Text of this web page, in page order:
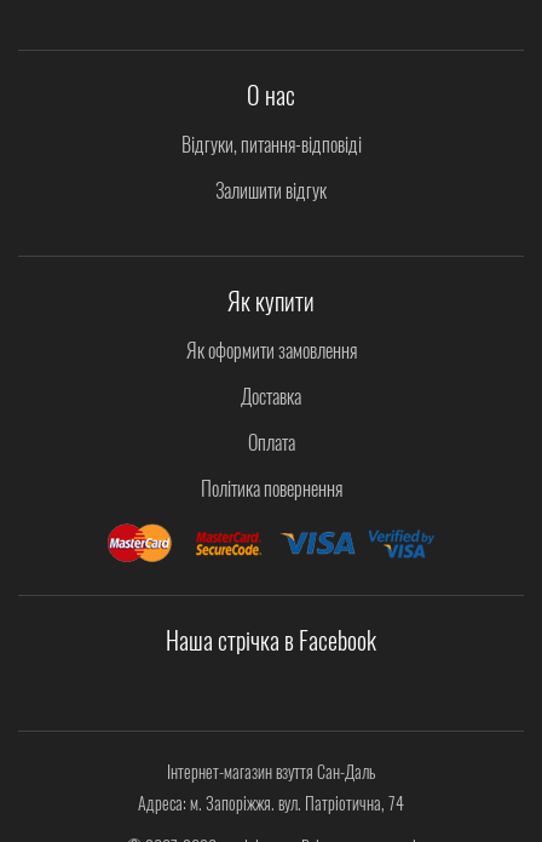
О нас
Відгуки, питання-відповіді
Залишити відгук
Як купити
Як оформити замовлення
Доставка
Оплата
Політика повернення
Наша стрічка в Facebook
Інтернет-магазин взуття Сан-Даль
Адреса: м. Запоріжжя. вул. Патріотична, 74